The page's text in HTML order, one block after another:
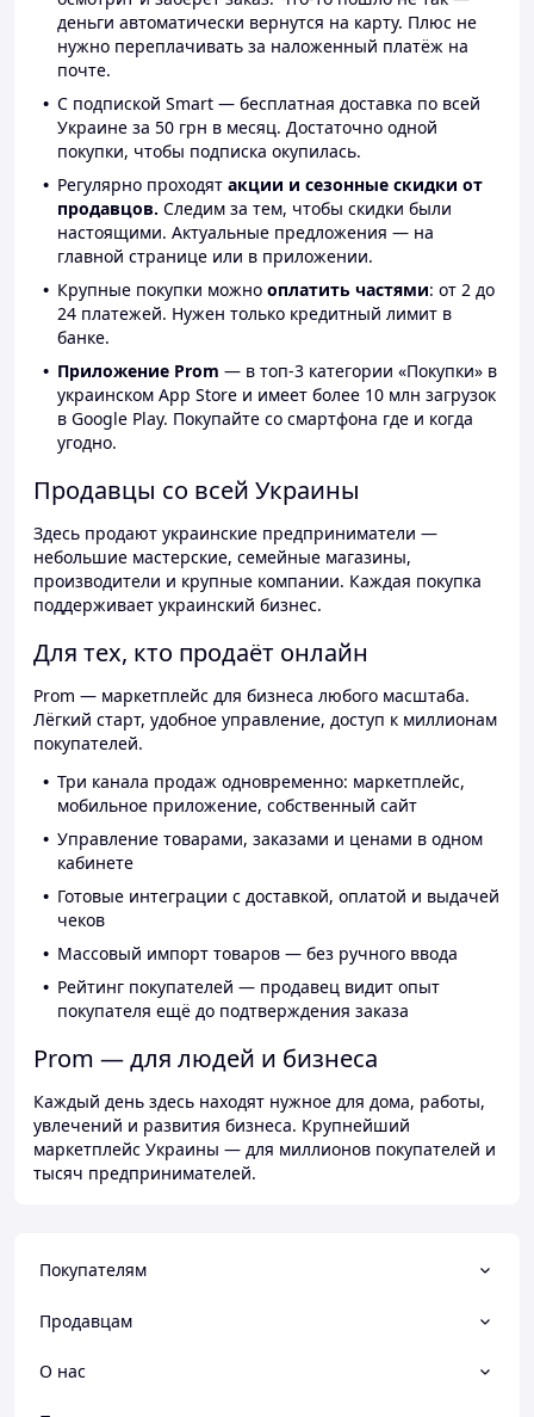
деньги автоматически вернутся на карту. Плюс не
нужно переплачивать за наложенный платёж на
почте.
С подпиской Smart — бесплатная доставка по всей
Украине за 50 грн в месяц. Достаточно одной
покупки, чтобы подписка окупилась.
Регулярно проходят акции и сезонные скидки от
продавцов. Следим за тем, чтобы скидки были
настоящими. Актуальные предложения — на
главной странице или в приложении.
Крупные покупки можно оплатить частями: от 2 до
24 платежей. Нужен только кредитный лимит в
банке.
Приложение Prom — в топ-3 категории «Покупки» в
украинском App Store и имеет более 10 млн загрузок
в Google Play. Покупайте со смартфона где и когда
угодно.
Продавцы со всей Украины
Здесь продают украинские предприниматели —
небольшие мастерские, семейные магазины,
производители и крупные компании. Каждая покупка
поддерживает украинский бизнес.
Для тех, кто продаёт онлайн
Prom — маркетплейс для бизнеса любого масштаба.
Лёгкий старт, удобное управление, доступ к миллионам
покупателей.
Три канала продаж одновременно: маркетплейс,
мобильное приложение, собственный сайт
Управление товарами, заказами и ценами в одном
кабинете
Готовые интеграции с доставкой, оплатой и выдачей
чеков
Массовый импорт товаров — без ручного ввода
Рейтинг покупателей — продавец видит опыт
покупателя ещё до подтверждения заказа
Prom — для людей и бизнеса
Каждый день здесь находят нужное для дома, работы,
увлечений и развития бизнеса. Крупнейший
маркетплейс Украины — для миллионов покупателей и
тысяч предпринимателей.
Покупателям
Продавцам
О нас